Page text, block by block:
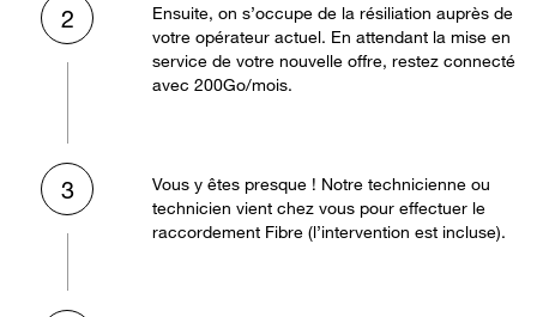
2
Ensuite, on s’occupe de la résiliation auprès de
votre opérateur actuel. En attendant la mise en
service de votre nouvelle offre, restez connecté
avec 200Go/mois.
3
Vous y êtes presque ! Notre technicienne ou
technicien vient chez vous pour effectuer le
raccordement Fibre (l’intervention est incluse).